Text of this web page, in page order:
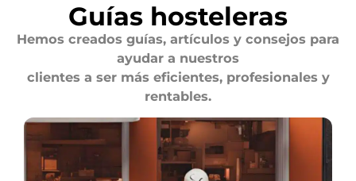
Guías hosteleras
Hemos creados guías, artículos y consejos para
ayudar a nuestros
clientes a ser más eficientes, profesionales y
rentables.